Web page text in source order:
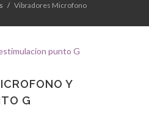
Vibradores Microfono
Y
G